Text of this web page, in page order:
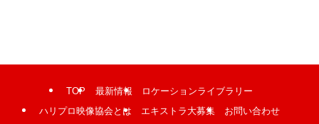
TOP 最新情報
ロケーションライブラリー
ハリプロ映像協会とは
エキストラ大募集
お問い合わせ